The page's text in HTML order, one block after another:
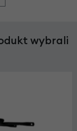
wybrali